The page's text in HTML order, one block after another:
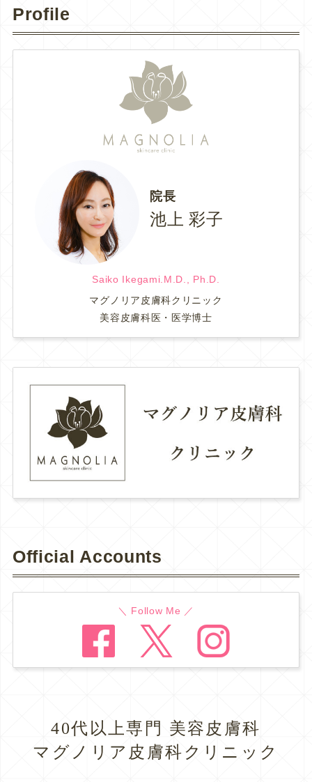
Profile
院長
池上 彩子
Saiko Ikegami.M.D., Ph.D.
マグノリア皮膚科クリニック
美容皮膚科医・医学博士
Official Accounts
＼ Follow Me ／
40代以上専門 美容皮膚科
マグノリア皮膚科クリニック